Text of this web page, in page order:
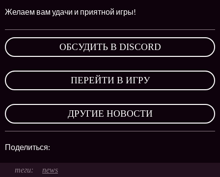
Желаем вам удачи и приятной игры!
ОБСУДИТЬ В DISCORD
ПЕРЕЙТИ В ИГРУ
ДРУГИЕ НОВОСТИ
Поделиться:
news